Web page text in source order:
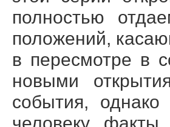
полностью
положений,
в пересмотре в
новыми
события,
человеку